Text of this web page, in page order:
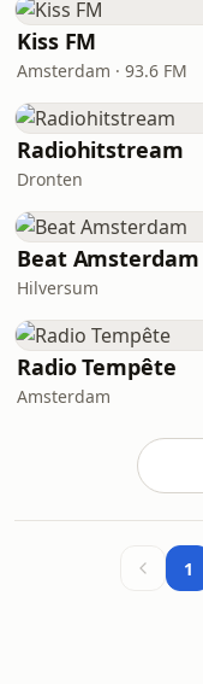
Kiss FM
Amsterdam · 93.6 FM
Radiohitstream
Dronten
Beat Amsterdam
Hilversum
Radio Tempête
Amsterdam
1